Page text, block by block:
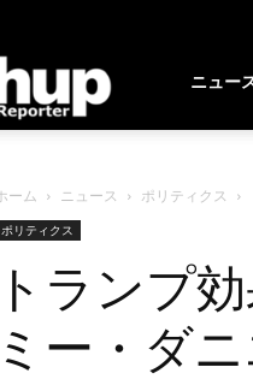
ニュー
ーム ニュース ポリティクス
ポリティクス
トランプ
ミー・ダ